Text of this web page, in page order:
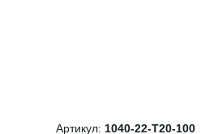
Артикул: 1040-22-T20-100